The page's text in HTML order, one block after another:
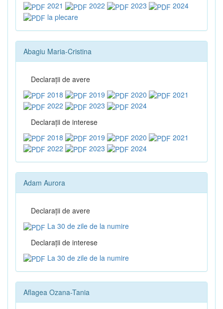
2021
2022 2023
2024
la plecare
Abagiu Maria-Cristina
Declaraţii de avere
2018
2019 2020
2021
2022
2023
2024
Declaraţii de interese
2018
2019 2020
2021
2022
2023 2024
Adam Aurora
Declaraţii de avere
La 30 de zile de la numire
Declaraţii de interese
La 30 de zile de la numire
Aflagea Ozana-Tania